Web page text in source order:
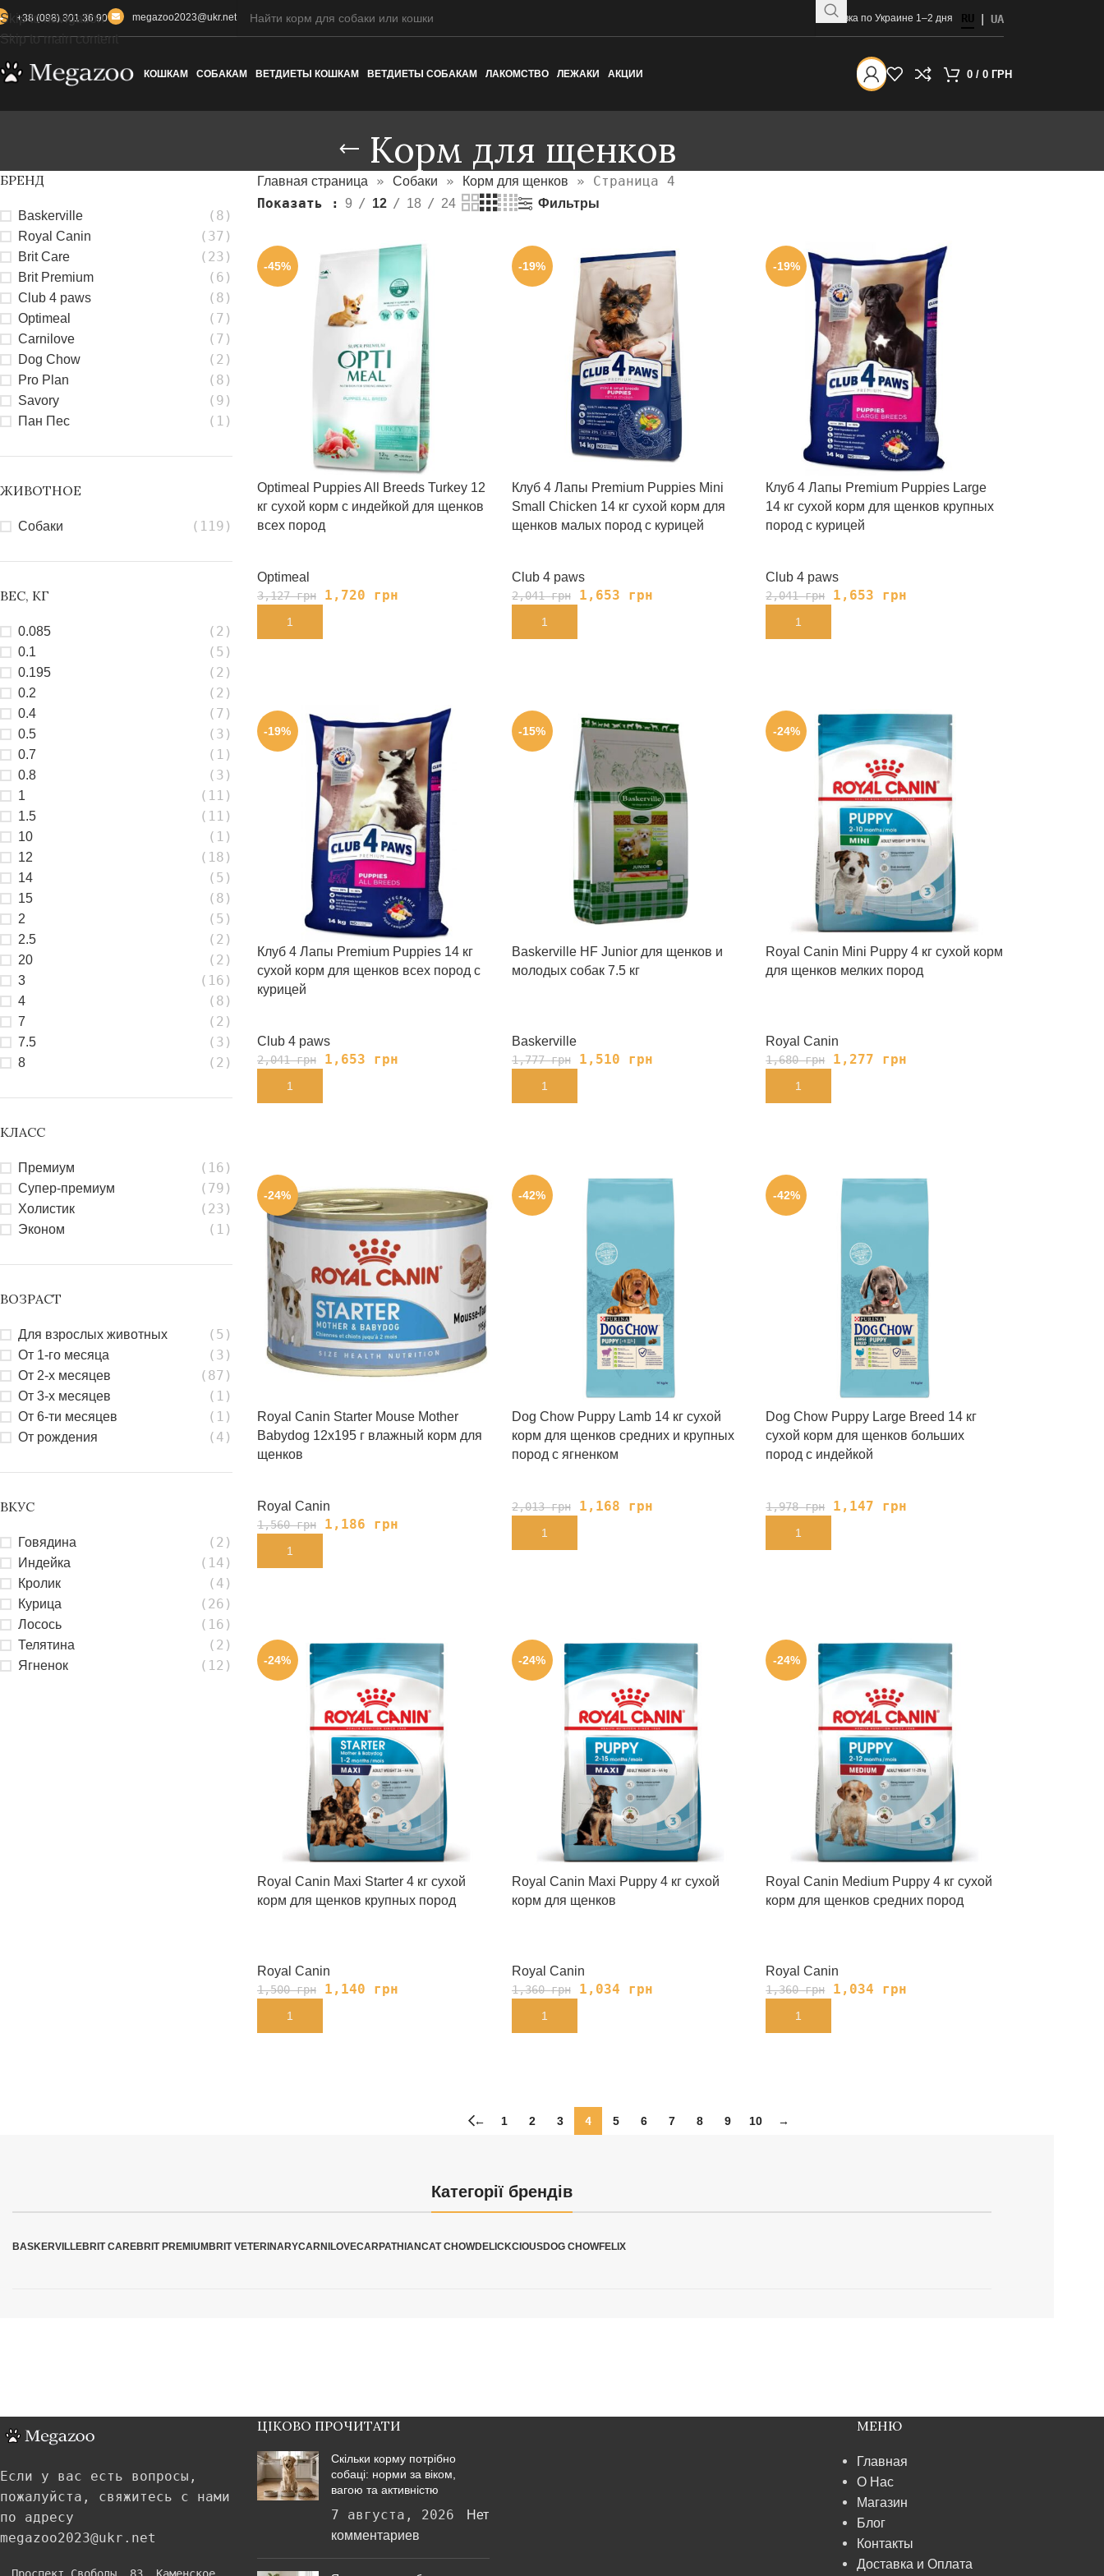
Skip to navigation
Skip to main content
+38 (098) 301 36 90 megazoo2023@ukr.net Доставка по Украине 1–2 дня RU UA
КОШКАМ СОБАКАМ ВЕТДИЕТЫ КОШКАМ ВЕТДИЕТЫ СОБАКАМ ЛАКОМСТВО ЛЕЖАКИ АКЦИИ 0 / 0 ГРН
Корм для щенков
БРЕНД
Baskerville (8)
Royal Canin (37)
Brit Care (23)
Brit Premium (6)
Club 4 paws (8)
Optimeal (7)
Carnilove (7)
Dog Chow (2)
Pro Plan (8)
Savory (9)
Пан Пес (1)
ЖИВОТНОЕ
Собаки (119)
ВЕС, КГ
0.085 (2)
0.1 (5)
0.195 (2)
0.2 (2)
0.4 (7)
0.5 (3)
0.7 (1)
0.8 (3)
1 (11)
1.5 (11)
10 (1)
12 (18)
14 (5)
15 (8)
2 (5)
2.5 (2)
20 (2)
3 (16)
4 (8)
7 (2)
7.5 (3)
8 (2)
КЛАСС
Премиум (16)
Супер-премиум (79)
Холистик (23)
Эконом (1)
ВОЗРАСТ
Для взрослых животных (5)
От 1-го месяца (3)
От 2-х месяцев (87)
От 3-х месяцев (1)
От 6-ти месяцев (1)
От рождения (4)
ВКУС
Говядина (2)
Индейка (14)
Кролик (4)
Курица (26)
Лосось (16)
Телятина (2)
Ягненок (12)
Главная страница» Собаки » Корм для щенков » Страница 4
Показать
9 12 18 24 Фильтры
-45%
Optimeal Puppies All Breeds Turkey 12
кг cухой корм с индейкой для щенков
всех пород
Optimeal
3,127грн 1,720 грн
В КОРЗИНУ
-19%
Клуб 4 Лапы Premium Puppies Mini
Small Chicken 14 кг сухой корм для
щенков малых пород с курицей
Club 4 paws
2,041грн 1,653 грн
В КОРЗИНУ
-19%
Клуб 4 Лапы Premium Puppies Large
14 кг сухой корм для щенков крупных
пород с курицей
Club 4 paws
2,041грн 1,653 грн
В КОРЗИНУ
-19%
Клуб 4 Лапы Premium Puppies 14 кг
сухой корм для щенков всех пород с
курицей
Club 4 paws
2,041грн 1,653 грн
В КОРЗИНУ
-15%
Baskerville HF Junior для щенков и
молодых собак 7.5 кг
Baskerville
1,777грн 1,510 грн
В КОРЗИНУ
-24%
Royal Canin Mini Puppy 4 кг сухой корм
для щенков мелких пород
Royal Canin
1,680грн 1,277 грн
В КОРЗИНУ
-24%
Royal Canin Starter Mouse Mother
Babydog 12х195 г влажный корм для
щенков
Royal Canin
1,560грн 1,186 грн
В КОРЗИНУ
-42%
Dog Chow Puppy Lamb 14 кг сухой
корм для щенков средних и крупных
пород с ягненком
2,013грн 1,168 грн
В КОРЗИНУ
-42%
Dog Chow Puppy Large Breed 14 кг
сухой корм для щенков больших
пород с индейкой
1,978грн 1,147 грн
В КОРЗИНУ
-24%
Royal Canin Maxi Starter 4 кг сухой
корм для щенков крупных пород
Royal Canin
1,500грн 1,140 грн
В КОРЗИНУ
-24%
Royal Сanin Maxi Puppy 4 кг сухой
корм для щенков
Royal Canin
1,360грн 1,034 грн
В КОРЗИНУ
-24%
Royal Canin Medium Puppy 4 кг сухой
корм для щенков средних пород
Royal Canin
1,360грн 1,034 грн
В КОРЗИНУ
← 1 2 3 4 5 6 7 8 9 10 →
Категорії брендів
BASKERVILLEBRIT CAREBRIT PREMIUMBRIT VETERINARYCARNILOVECARPATHIANCAT CHOWDELICKCIOUSDOG CHOWFELIX
Если у вас есть вопросы,
пожалуйста, свяжитесь с нами
по адресу
megazoo2023@ukr.net
Проспект Свободы, 83, Каменское,
ЦІКОВО ПРОЧИТАТИ
Скільки корму потрібно
собаці: норми за віком,
вагою та активністю
7 августа, 2026
Нет
комментариев
МЕНЮ
Главная
О Нас
Магазин
Блог
Контакты
Доставка и Оплата